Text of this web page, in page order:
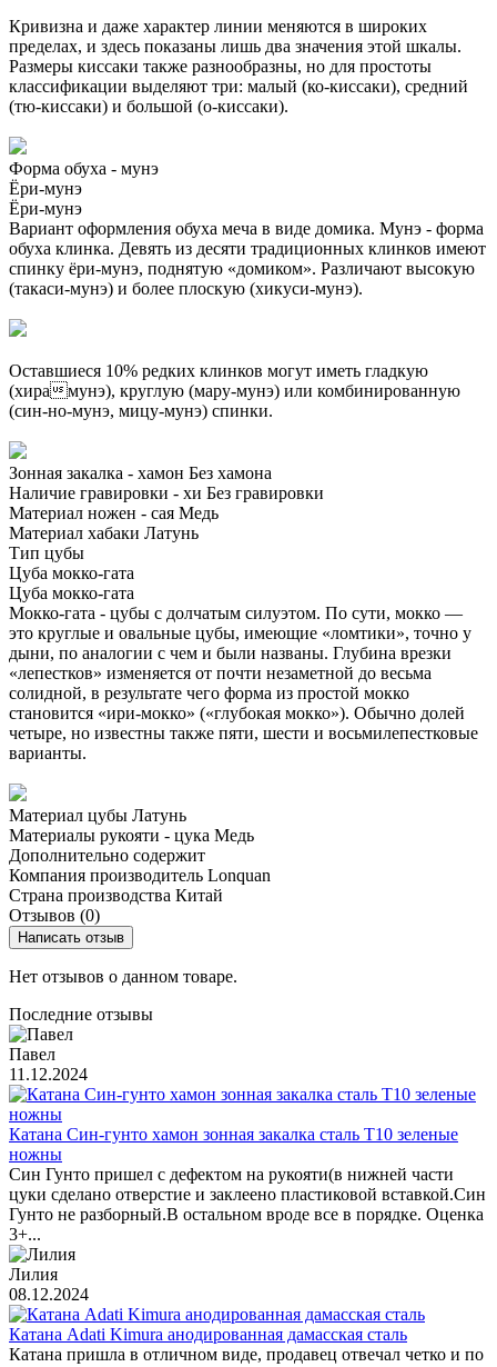
Кривизна и даже характер линии меняются в широких
пределах, и здесь показаны лишь два значения этой шкалы.
Размеры киссаки также разнообразны, но для простоты
классификации выделяют три: малый (ко-киссаки), средний
(тю-киссаки) и большой (о-киссаки).
Форма обуха - мунэ
Ёри-мунэ
Ёри-мунэ
Вариант оформления обуха меча в виде домика. Мунэ - форма
обуха клинка. Девять из десяти традиционных клинков имеют
спинку ёри-мунэ, поднятую «домиком». Различают высокую
(такаси-мунэ) и более плоскую (хикуси-мунэ).
Оставшиеся 10% редких клинков могут иметь гладкую
(хирамунэ), круглую (мару-мунэ) или комбинированную
(син-но-мунэ, мицу-мунэ) спинки.
Зонная закалка - хамон Без хамона
Наличие гравировки - хи Без гравировки
Материал ножен - сая Медь
Материал хабаки Латунь
Тип цубы
Цуба мокко-гата
Цуба мокко-гата
Мокко-гата - цубы с долчатым силуэтом. По сути, мокко —
это круглые и овальные цубы, имеющие «ломтики», точно у
дыни, по аналогии с чем и были названы. Глубина врезки
«лепестков» изменяется от почти незаметной до весьма
солидной, в результате чего форма из простой мокко
становится «ири-мокко» («глубокая мокко»). Обычно долей
четыре, но известны также пяти, шести и восьмилепестковые
варианты.
Материал цубы Латунь
Материалы рукояти - цука Медь
Дополнительно содержит
Компания производитель Lonquan
Страна производства Китай
Отзывов (0)
Написать отзыв
Нет отзывов о данном товаре.
Последние отзывы
Павел
11.12.2024
Катана Син-гунто хамон зонная закалка сталь T10 зеленые
ножны
Син Гунто пришел с дефектом на рукояти(в нижней части
цуки сделано отверстие и заклеено пластиковой вставкой.Син
Гунто не разборный.В остальном вроде все в порядке. Оценка
3+...
Лилия
08.12.2024
Катана Adati Kimura анодированная дамасская сталь
Катана пришла в отличном виде, продавец отвечал четко и по